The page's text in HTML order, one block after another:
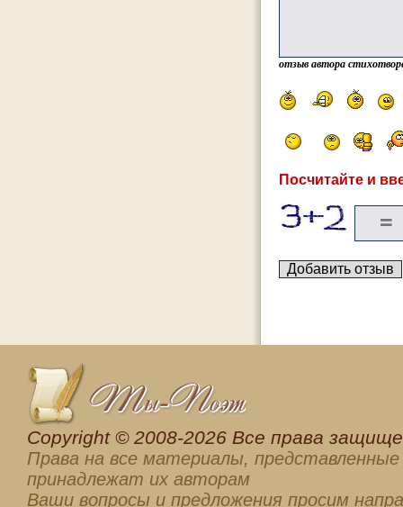
отзыв автора
Посчитайте и
Сopyright © 2008-2026 Все права
Права на все материалы, представленные
принадлежат их авторам
Ваши вопросы и предложения просим